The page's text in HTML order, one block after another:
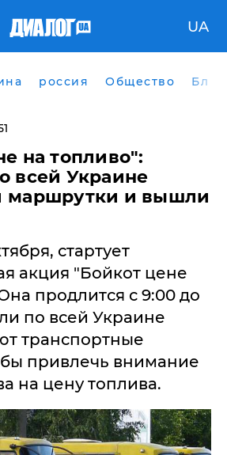
UA
россия Общество
на топливо":
всей Украине
маршрутки и вышли
стартует
акция "Бойкот цене
продлится с 9:00 до
по всей Украине
транспортные
привлечь внимание
на цену топлива.